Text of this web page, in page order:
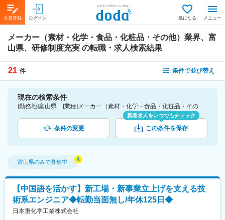
会員登録 ログイン 気になる メニュー
メーカー（素材・化学・食品・化粧品・その他）業界、富
山県、研修制度充実 の転職・求人検索結果
21 件 条件で並び替え
現在の検索条件
[勤務地]富山県 [業種]メーカー（素材・化学・食品・化粧品・その他）業界 [詳細条件](待遇・福利厚生)研修制度充実
条件の変更
新着求人をいつでもチェック
この条件を保存
富山県のみで募集中
【中国語を活かす】新工場・新事業立上げを支える技
術系エンジニア◆転勤当面無し/年休125日◆
日本重化学工業株式会社